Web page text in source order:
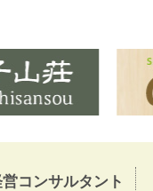
コンサルタント